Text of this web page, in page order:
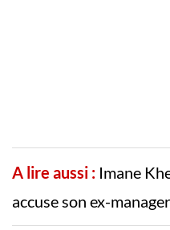
A lire aussi : Imane
accuse son ex-